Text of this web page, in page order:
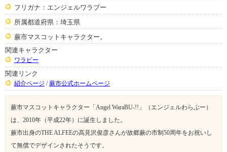
フリガナ：エンジェルワラブー
所属都道府県：埼玉県
蕨市マスコットキャラクター。
関連キャラクター
ワラビー
関連リンク
紹介ページ /蕨市公式ホームページ
蕨市マスコットキャラクター「Angel WaraBU-!!」（エンジェルわらぶー）
は、2010年（平成22年）に誕生しました。
蕨市出身のTHE ALFEEの高見沢俊彦さんが故郷蕨の市制50周年をお祝いし
て無償でデザインされたそうです。